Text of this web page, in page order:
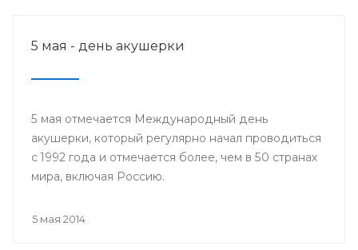
5 мая - день акушерки
5 мая отмечается Международный день
акушерки, который регулярно начал проводиться
с 1992 года и отмечается более, чем в 50 странах
мира, включая Россию.
5 мая 2014